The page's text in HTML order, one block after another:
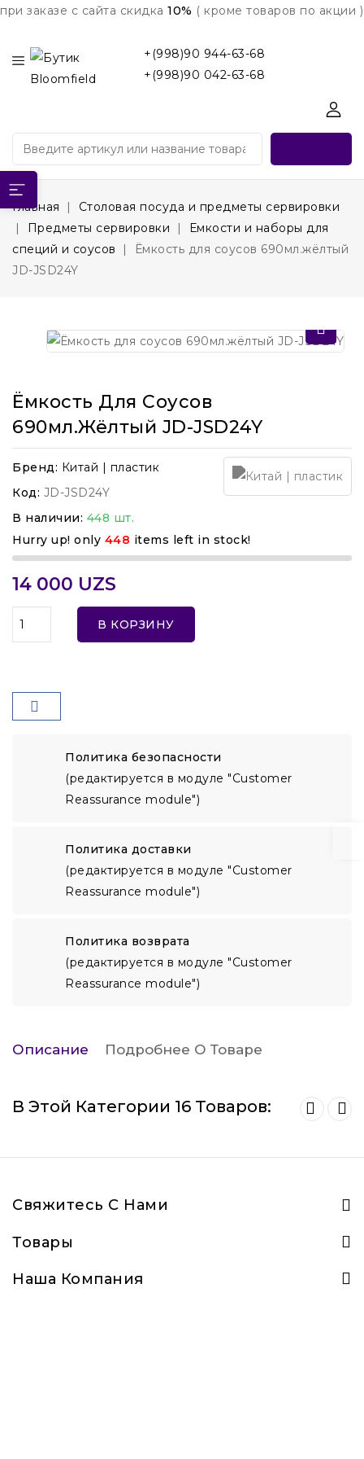
при заказе с сайта скидка 10% ( кроме товаров по акции )
+(998)90 944-63-68
+(998)90 042-63-68
Главная
Столовая посуда и предметы сервировки
Предметы сервировки
Емкости и наборы для
специй и соусов
Ёмкость для соусов 690мл.жёлтый
JD-JSD24Y
Ёмкость Для Соусов
690мл.жёлтый JD-JSD24Y
Бренд: Китай | пластик
Код: JD-JSD24Y
В наличии: 448 шт.
Hurry up! only 448 items left in stock!
14 000 UZS
В КОРЗИНУ
Политика безопасности
(редактируется в модуле "Customer
Reassurance module")
Политика доставки
(редактируется в модуле "Customer
Reassurance module")
Политика возврата
(редактируется в модуле "Customer
Reassurance module")
Описание Подробнее О Товаре
В Этой Категории 16 Товаров:
Свяжитесь С Нами
Товары
Наша Компания